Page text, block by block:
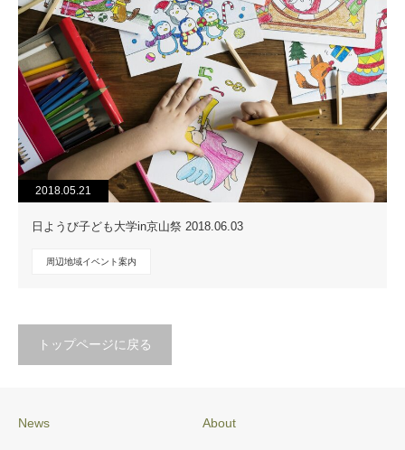
2018.05.21
日ようび子ども大学in京山祭 2018.06.03
周辺地域イベント案内
トップページに戻る
News About